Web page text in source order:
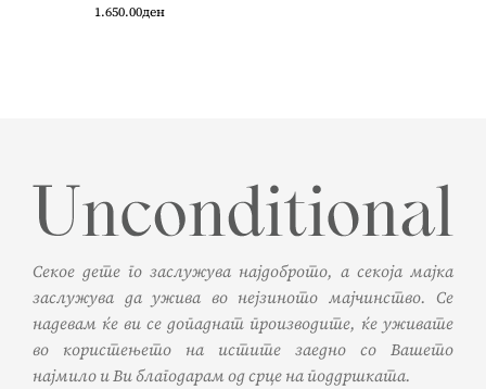
1.650.00ден
Секое дете го заслужува најдоброто, а секоја мајка
заслужува да ужива во нејзиното мајчинство. Се
надевам ќе ви се допаднат производите, ќе уживате
во користењето на истите заедно со Вашето
најмило и Ви благодарам од срце на поддршката.